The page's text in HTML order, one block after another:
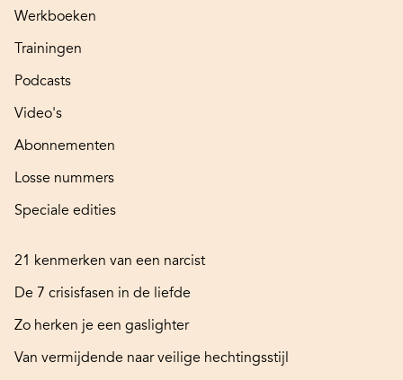
Werkboeken
Trainingen
Podcasts
Video's
Abonnementen
Losse nummers
Speciale edities
21 kenmerken van een narcist
De 7 crisisfasen in de liefde
Zo herken je een gaslighter
Van vermijdende naar veilige hechtingsstijl